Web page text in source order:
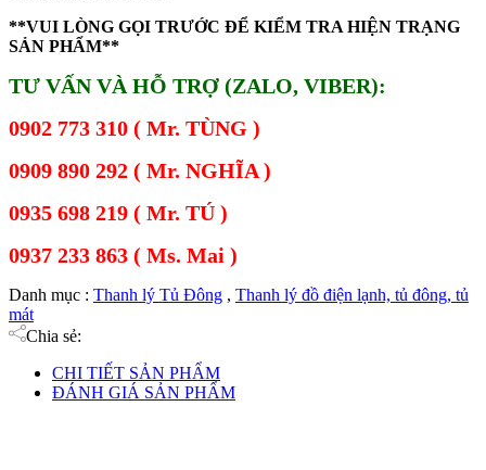
**VUI LÒNG GỌI TRƯỚC ĐỂ KIỂM TRA HIỆN TRẠNG
SẢN PHẨM**
TƯ VẤN VÀ HỖ TRỢ (ZALO, VIBER):
0902 773 310 ( Mr. TÙNG )
0909 890 292 ( Mr. NGHĨA )
0935 698 219 ( Mr. TÚ )
0937 233 863 ( Ms. Mai )
Danh mục : Thanh lý Tủ Đông , Thanh lý đồ điện lạnh, tủ đông, tủ
mát
Chia sẻ:
CHI TIẾT SẢN PHẨM
ĐÁNH GIÁ SẢN PHẨM